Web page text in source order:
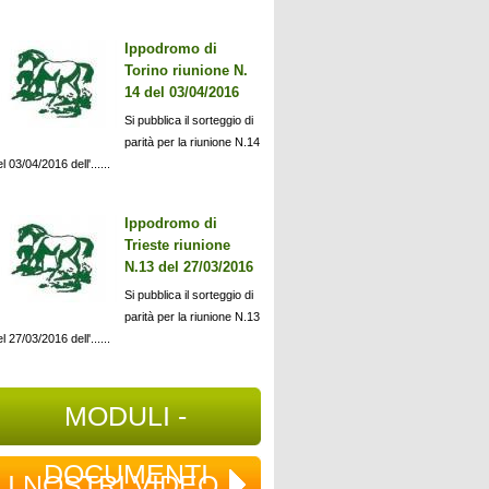
Ippodromo di
Torino riunione N.
14 del 03/04/2016
Si pubblica il sorteggio di
parità per la riunione N.14
03/04/2016 dell'......
Ippodromo di
Trieste riunione
N.13 del 27/03/2016
Si pubblica il sorteggio di
parità per la riunione N.13
27/03/2016 dell'......
MODULI -
DOCUMENTI